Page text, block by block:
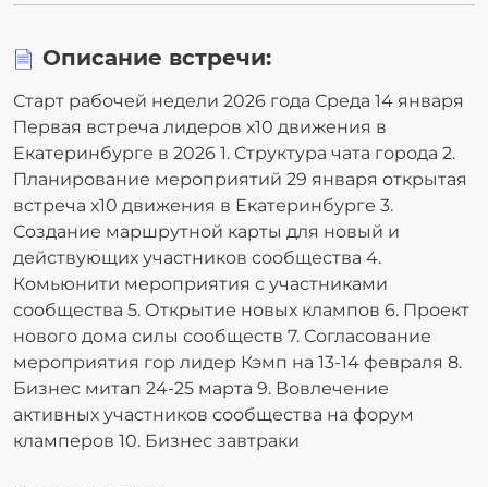
Описание встречи:
Старт рабочей недели 2026 года Среда 14 января
Первая встреча лидеров х10 движения в
Екатеринбурге в 2026 1. Структура чата города 2.
Планирование мероприятий 29 января открытая
встреча х10 движения в Екатеринбурге 3.
Создание маршрутной карты для новый и
действующих участников сообщества 4.
Комьюнити мероприятия с участниками
сообщества 5. Открытие новых клампов 6. Проект
нового дома силы сообществ 7. Согласование
мероприятия гор лидер Кэмп на 13-14 февраля 8.
Бизнес митап 24-25 марта 9. Вовлечение
активных участников сообщества на форум
кламперов 10. Бизнес завтраки